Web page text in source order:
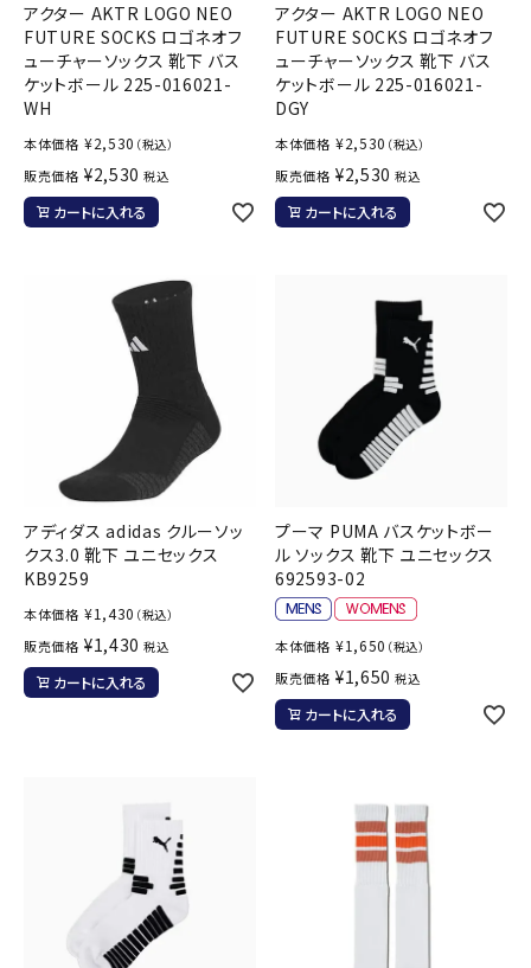
アクター AKTR LOGO NEO
FUTURE SOCKS ロゴネオフ
ューチャーソックス 靴下 バス
ケットボール 225-016021-
WH
本体価格 ¥2,530 （税込）
販売価格 ¥2,530 税込
カートに入れる
アクター AKTR LOGO NEO
FUTURE SOCKS ロゴネオフ
ューチャーソックス 靴下 バス
ケットボール 225-016021-
DGY
本体価格 ¥2,530 （税込）
販売価格 ¥2,530 税込
カートに入れる
アディダス adidas クルーソッ
クス3.0 靴下 ユニセックス
KB9259
本体価格 ¥1,430 （税込）
販売価格 ¥1,430 税込
カートに入れる
プーマ PUMA バスケットボー
ル ソックス 靴下 ユニセックス
692593-02
本体価格 ¥1,650 （税込）
販売価格 ¥1,650 税込
カートに入れる